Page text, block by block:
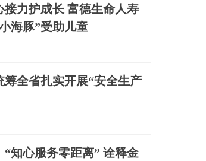
富德生命人寿
海豚”受助儿童
全省扎实开展“安全生产
知心服务零距离” 诠释金